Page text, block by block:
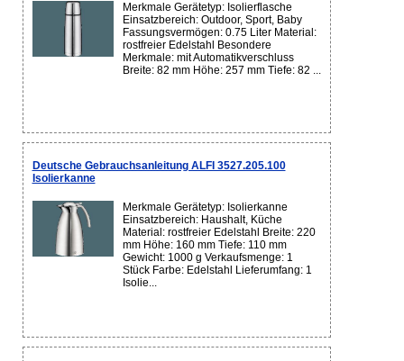
Merkmale Gerätetyp: Isolierflasche
Einsatzbereich: Outdoor, Sport, Baby
Fassungsvermögen: 0.75 Liter Material:
rostfreier Edelstahl Besondere
Merkmale: mit Automatikverschluss
Breite: 82 mm Höhe: 257 mm Tiefe: 82 ...
Deutsche Gebrauchsanleitung ALFI 3527.205.100
Isolierkanne
Merkmale Gerätetyp: Isolierkanne
Einsatzbereich: Haushalt, Küche
Material: rostfreier Edelstahl Breite: 220
mm Höhe: 160 mm Tiefe: 110 mm
Gewicht: 1000 g Verkaufsmenge: 1
Stück Farbe: Edelstahl Lieferumfang: 1
Isolie...